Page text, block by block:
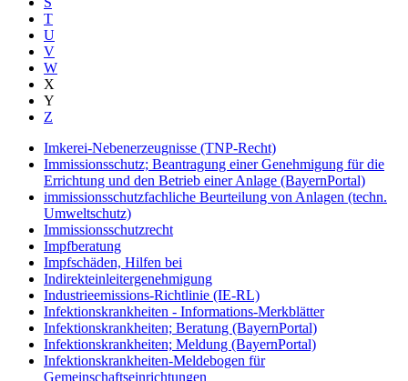
T
U
V
W
X
Y
Z
Imkerei-Nebenerzeugnisse (TNP-Recht)
Immissionsschutz; Beantragung einer Genehmigung für die
Errichtung und den Betrieb einer Anlage (BayernPortal)
immissionsschutzfachliche Beurteilung von Anlagen (techn.
Umweltschutz)
Immissionsschutzrecht
Impfberatung
Impfschäden, Hilfen bei
Indirekteinleitergenehmigung
Industrieemissions-Richtlinie (IE-RL)
Infektionskrankheiten - Informations-Merkblätter
Infektionskrankheiten; Beratung (BayernPortal)
Infektionskrankheiten; Meldung (BayernPortal)
Infektionskrankheiten-Meldebogen für
Gemeinschaftseinrichtungen